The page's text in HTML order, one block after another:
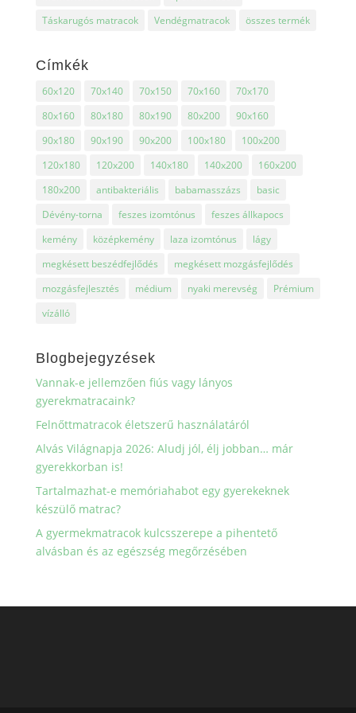
Táskarugós matracok
Vendégmatracok összes termék
Címkék
60x120 70x140 70x150 70x160
70x170
80x160
80x180 80x190 80x200
90x160
90x180
90x190 90x200 100x180
100x200
120x180
120x200 140x180 140x200
160x200
180x200
antibakteriális babamasszázs
basic
Dévény-torna
feszes izomtónus
feszes állkapocs
kemény
középkemény laza izomtónus
lágy
megkésett beszédfejlődés
megkésett mozgásfejlődés
mozgásfejlesztés
médium nyaki merevség
Prémium
vízálló
Blogbejegyzések
Vannak-e jellemzően fiús vagy lányos
gyerekmatracaink?
Felnőttmatracok életszerű használatáról
Alvás Világnapja 2026: Aludj jól, élj jobban… már
gyerekkorban is!
Tartalmazhat-e memóriahabot egy gyerekeknek
készülő matrac?
A gyermekmatracok kulcsszerepe a pihentető
alvásban és az egészség megőrzésében